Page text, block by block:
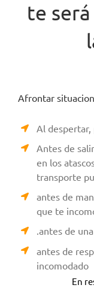
te
Afrontar
Al despertar,
Antes de
en los
transporte
antes de
que te
.antes de
antes de
incomodado
En